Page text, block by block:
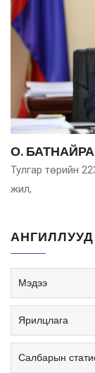
О.
Тулгаp төрийн
жил,
АНГИЛЛУУД
Мэдээ
Ярилцлага
Салбарын